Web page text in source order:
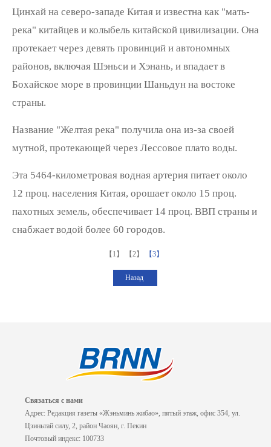
Цинхай на северо-западе Китая и известна как "мать-
река" китайцев и колыбель китайской цивилизации. Она
протекает через девять провинций и автономных
районов, включая Шэньси и Хэнань, и впадает в
Бохайское море в провинции Шаньдун на востоке
страны.
Название "Желтая река" получила она из-за своей
мутной, протекающей через Лессовое плато воды.
Эта 5464-километровая водная артерия питает около
12 проц. населения Китая, орошает около 15 проц.
пахотных земель, обеспечивает 14 проц. ВВП страны и
снабжает водой более 60 городов.
【1】 【2】 【3】
Назад
Связаться с нами
Адрес: Редакция газеты «Жэньминь жибао», пятый этаж, офис 354, ул.
Цзиньтай силу, 2, район Чаоян, г. Пекин
Почтовый индекс: 100733